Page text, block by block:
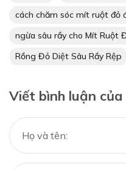
cách chăm sóc mít ruột đỏ
ngừa sâu rầy cho Mít Ruột
Rồng Đỏ Diệt Sâu Rầy Rệp
Viết bình luận của